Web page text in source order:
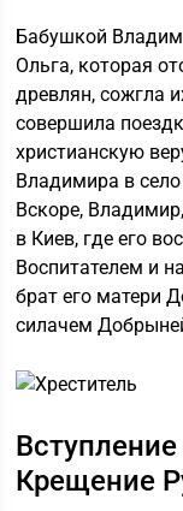
Бабушкой
Ольга, которая
древлян, сожгла
совершила
христианскую
Владимира в село
Вскоре,
в Киев, где его
Воспитателем и
брат его матери
силачем
Крещение